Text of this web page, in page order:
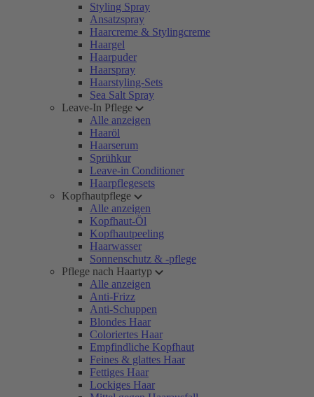
Styling Spray
Ansatzspray
Haarcreme & Stylingcreme
Haargel
Haarpuder
Haarspray
Haarstyling-Sets
Sea Salt Spray
Leave-In Pflege
Alle anzeigen
Haaröl
Haarserum
Sprühkur
Leave-in Conditioner
Haarpflegesets
Kopfhautpflege
Alle anzeigen
Kopfhaut-Öl
Kopfhautpeeling
Haarwasser
Sonnenschutz & -pflege
Pflege nach Haartyp
Alle anzeigen
Anti-Frizz
Anti-Schuppen
Blondes Haar
Coloriertes Haar
Empfindliche Kopfhaut
Feines & glattes Haar
Fettiges Haar
Lockiges Haar